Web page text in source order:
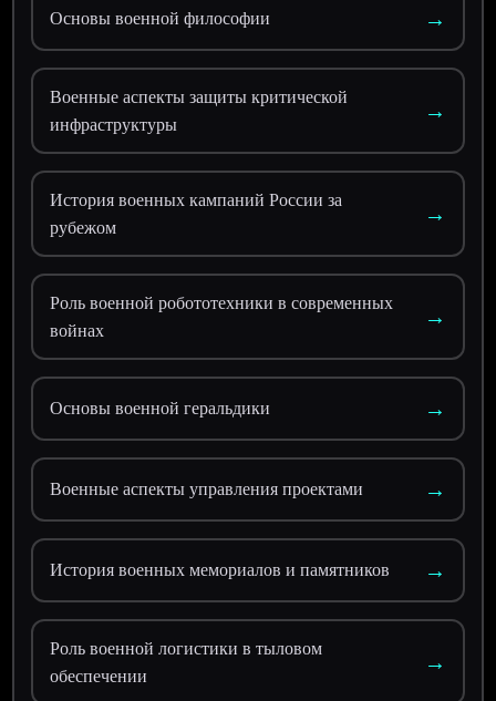
Основы военной философии →
Военные аспекты защиты критической
инфраструктуры
→
История военных кампаний России за
рубежом
→
Роль военной робототехники в современных
войнах
→
Основы военной геральдики →
Военные аспекты управления проектами →
История военных мемориалов и памятников →
Роль военной логистики в тыловом
обеспечении
→